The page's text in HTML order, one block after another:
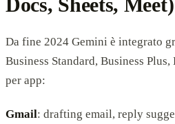
Da fine 2024 Gemini è integrato
Business Standard, Business
per app:
Gmail: drafting email, reply